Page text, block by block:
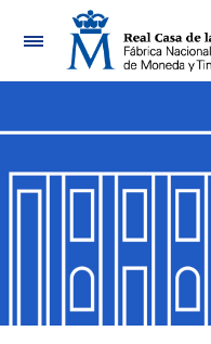
Erakutsi/Ezkutatu
Erakutsi/Ezkutatu
Erakutsi/Ezkutatu